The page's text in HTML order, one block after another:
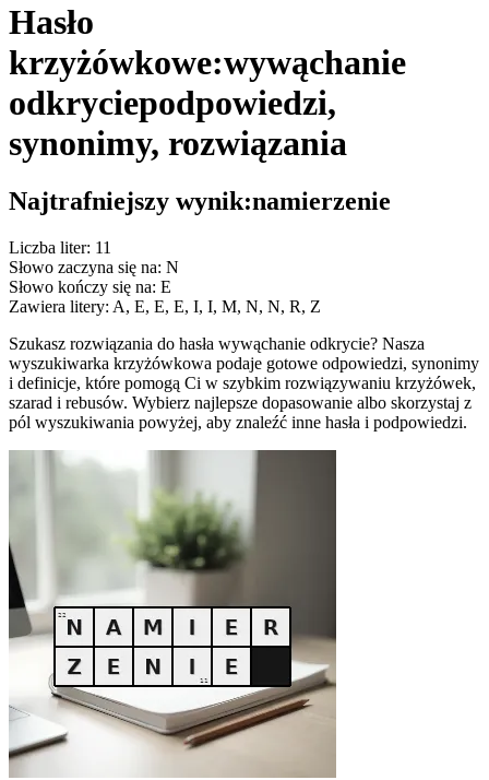
Hasło
krzyżówkowe:wywąchanie
odkryciepodpowiedzi,
synonimy, rozwiązania
Najtrafniejszy wynik:namierzenie
Liczba liter: 11
Słowo zaczyna się na: N
Słowo kończy się na: E
Zawiera litery: A, E, E, E, I, I, M, N, N, R, Z
Szukasz rozwiązania do hasła wywąchanie odkrycie? Nasza
wyszukiwarka krzyżówkowa podaje gotowe odpowiedzi, synonimy
i definicje, które pomogą Ci w szybkim rozwiązywaniu krzyżówek,
szarad i rebusów. Wybierz najlepsze dopasowanie albo skorzystaj z
pól wyszukiwania powyżej, aby znaleźć inne hasła i podpowiedzi.